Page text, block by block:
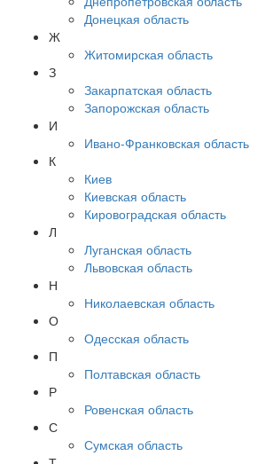
Донецкая область
Ж
Житомирская область
З
Закарпатская область
Запорожская область
И
Ивано-Франковская область
К
Киев
Киевская область
Кировоградская область
Л
Луганская область
Львовская область
Н
Николаевская область
О
Одесская область
П
Полтавская область
Р
Ровенская область
С
Сумская область